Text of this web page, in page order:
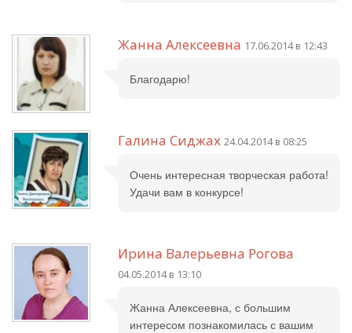
Жанна Алексеевна 17.06.2014 в 12:43
Благодарю!
Галина Сиджах 24.04.2014 в 08:25
Очень интересная творческая работа!
Удачи вам в конкурсе!
Ирина Валерьевна Рогова
04.05.2014 в 13:10
Жанна Алексеевна, с большим
интересом познакомилась с вашим